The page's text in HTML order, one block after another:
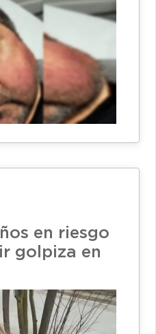
en riesgo
golpiza en